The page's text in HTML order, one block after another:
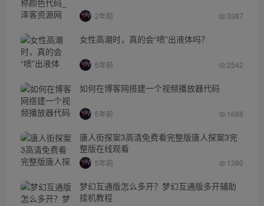
2年前 3387
女性高潮时，真的会“喷”出液体吗？
5年前 2542
如何在博客网搭建一个视频播放器代码
5年前 1688
唐人街探案3高清免费看完整版唐人探案3完
整版在线观看
5年前 1380
梦幻互通版怎么多开？梦幻互通版多开辅助
挂机教程